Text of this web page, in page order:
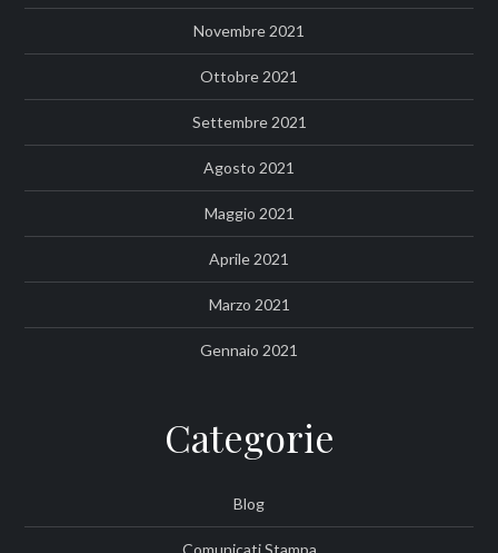
Novembre 2021
Ottobre 2021
Settembre 2021
Agosto 2021
Maggio 2021
Aprile 2021
Marzo 2021
Gennaio 2021
Categorie
Blog